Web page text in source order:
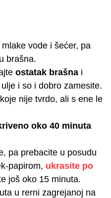
mlake vode i šećer, pa
brašna.
ostatak brašna i
i so i dobro zamesite.
nije tvrdo, ali s ene le
oko 40 minuta
pa prebacite u posudu
papirom, ukrasite po
još oko 15 minuta.
u rerni zagrejanoj na